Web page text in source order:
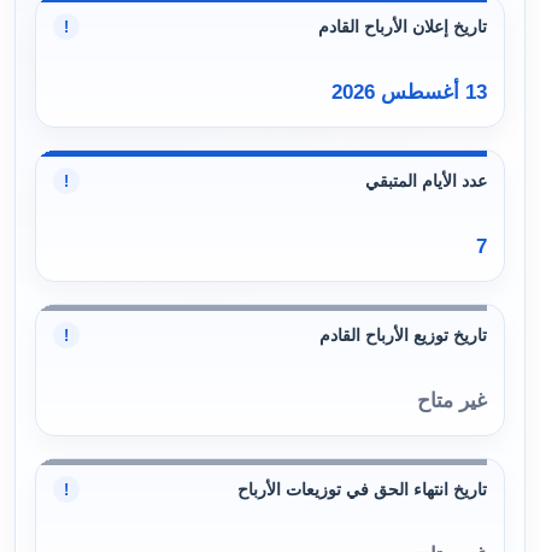
تاريخ إعلان الأرباح القادم !
13 أغسطس 2026
عدد الأيام المتبقي !
7
تاريخ توزيع الأرباح القادم !
غير متاح
تاريخ انتهاء الحق في توزيعات الأرباح !